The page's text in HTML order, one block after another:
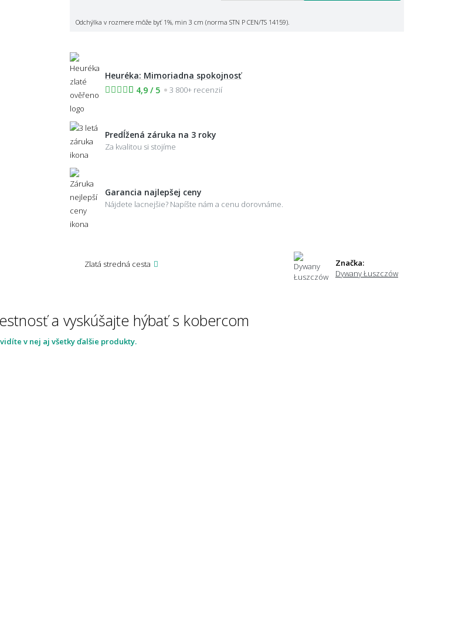
Odchýlka v rozmere môže byť 1%, min 3 cm (norma STN P CEN/TS 14159).
Heuréka: Mimoriadna spokojnosť
4,9 / 5
3 800+ recenzií
Predĺžená záruka na 3 roky
Za kvalitou si stojíme
Garancia najlepšej ceny
Nájdete lacnejšie? Napíšte nám a cenu dorovnáme.
Zlatá stredná cesta
Značka:
Dywany Łuszczów
a vyskúšajte hýbať s kobercom
v nej aj všetky ďalšie produkty.